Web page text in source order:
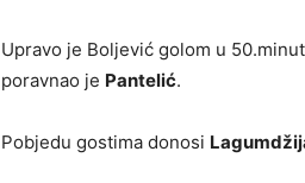
Upravo je Boljević golom u
poravnao je Pantelić.
Pobjedu gostima donosi